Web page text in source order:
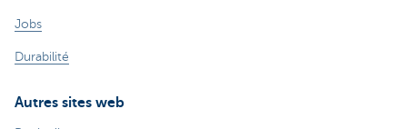
Jobs
Durabilité
Autres sites web